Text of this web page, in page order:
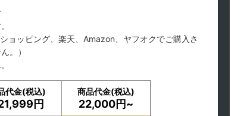
ョッピング、楽天、Amazon、ヤフオクでご購入さ
。）
代金(税込)
円
商品代金(税込)
22,000円~